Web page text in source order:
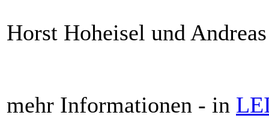
Horst Hoheisel und
mehr Informationen - in